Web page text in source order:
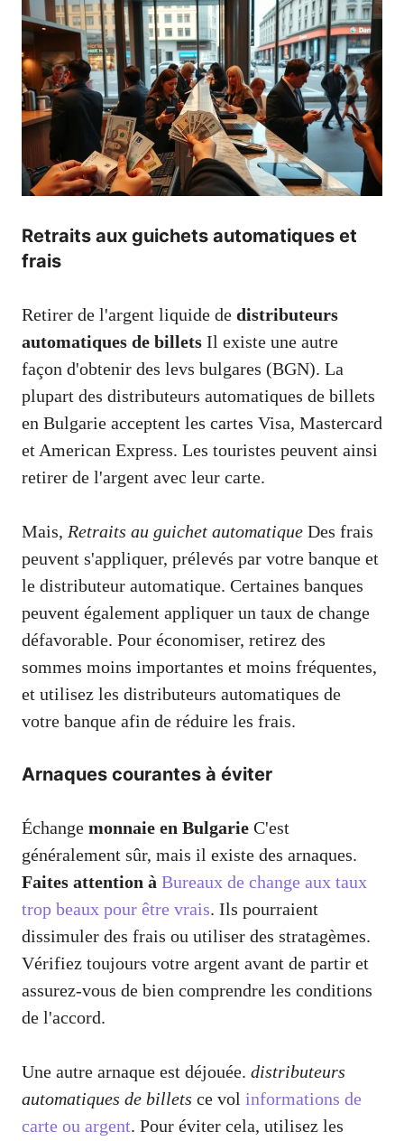
Retraits aux guichets automatiques et
frais
Retirer de l'argent liquide de distributeurs
automatiques de billets Il existe une autre
façon d'obtenir des levs bulgares (BGN). La
plupart des distributeurs automatiques de billets
en Bulgarie acceptent les cartes Visa, Mastercard
et American Express. Les touristes peuvent ainsi
retirer de l'argent avec leur carte.
Mais, Retraits au guichet automatique Des frais
peuvent s'appliquer, prélevés par votre banque et
le distributeur automatique. Certaines banques
peuvent également appliquer un taux de change
défavorable. Pour économiser, retirez des
sommes moins importantes et moins fréquentes,
et utilisez les distributeurs automatiques de
votre banque afin de réduire les frais.
Arnaques courantes à éviter
Échange monnaie en Bulgarie C'est
généralement sûr, mais il existe des arnaques.
Faites attention à Bureaux de change aux taux
trop beaux pour être vrais. Ils pourraient
dissimuler des frais ou utiliser des stratagèmes.
Vérifiez toujours votre argent avant de partir et
assurez-vous de bien comprendre les conditions
de l'accord.
Une autre arnaque est déjouée. distributeurs
automatiques de billets ce vol informations de
carte ou argent. Pour éviter cela, utilisez les